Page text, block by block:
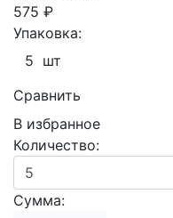
575 ₽
Упаковка:
5 шт
Сравнить
В избранное
Количество:
Сумма: